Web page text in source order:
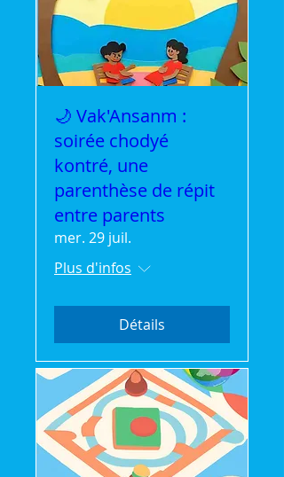
🌙 Vak'Ansanm :
soirée chodyé
kontré, une
parenthèse de répit
entre parents
mer. 29 juil.
Plus d'infos
Détails